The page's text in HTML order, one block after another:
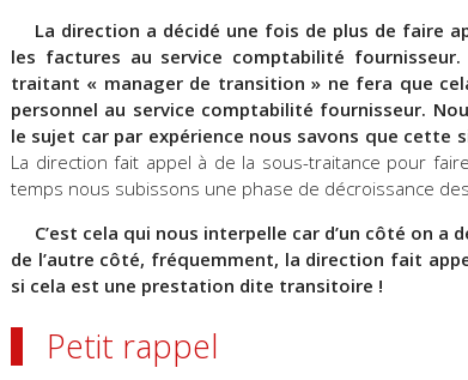
La direction a décidé une fois de plus de faire
les factures au service comptabilité
traitant « manager de transition » ne fera que
personnel au service comptabilité fournisseur.
le sujet car par expérience nous savons que cette
La direction fait appel à de la sous-traitance pour
temps nous subissons une phase de décroissance
C’est cela qui nous interpelle car d’un côté on a
de l’autre côté, fréquemment, la direction fait
si cela est une prestation dite transitoire !
Petit rappel